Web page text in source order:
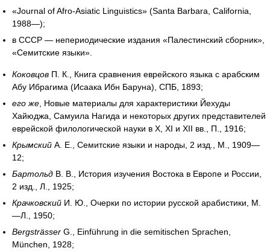
«Journal of Afro-Asiatic Linguistics» (Santa Barbara, California,
1988—);
в СССР — непериодические издания «Палестинский сборник»,
«Семитские языки».
Коковцов П. К., Книга сравнения еврейского языка с арабским
Абу Ибрагима (Исаака Ибн Баруна), СПБ, 1893;
его же , Новые материалы для характеристики Йехуды
Хайюджа, Самуила Нагида и некоторых других представителей
еврейской филологической науки в X, XI и XII вв., П., 1916;
Крымский А. Е., Семитские языки и народы, 2 изд., М., 1909—
12;
Бартольд В. В., История изучения Востока в Европе и России,
2 изд., Л., 1925;
Крачковский И. Ю., Очерки по истории русской арабистики, М.
—Л., 1950;
Bergsträsser G., Einführung in die semitischen Sprachen,
München, 1928;